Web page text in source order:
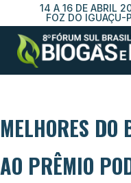
14 A 16 DE ABRIL
FOZ DO IGUAÇU-
MELHORES DO
AO PRÊMIO